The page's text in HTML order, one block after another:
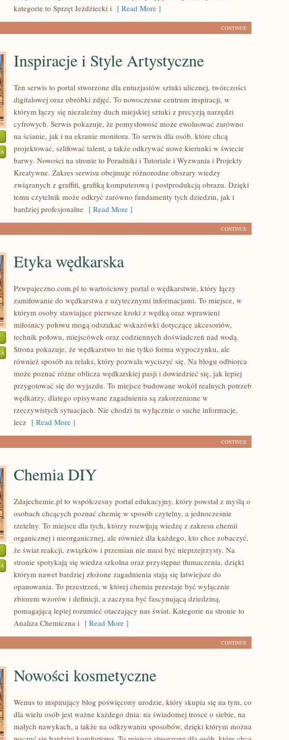
kategorie to Sprzęt Jeździecki i [ Read More ]
CONTINUE
INSPIRACJE
STYLE
ARTYSTYCZNE
Inspiracje i Style Artystyczne
Ten serwis to portal stworzone dla entuzjastów sztuki ulicznej, twórczości
digitalowej oraz obróbki zdjęć. To nowoczesne centrum inspiracji, w
którym łączy się niezależny duch miejskiej sztuki z precyzją narzędzi
cyfrowych. Serwis pokazuje, że pomysłowość może ewoluować zarówno
na ścianie, jak i na ekranie monitora. To serwis dla osób, które chcą
projektować, szlifować talent, a także odkrywać nowe kierunki w świecie
barwy. Nowości na stronie to Poradniki i Tutoriale i Wyzwania i Projekty
Kreatywne. Zakres serwisu obejmuje różnorodne obszary wiedzy
związanych z graffiti, grafiką komputerową i postprodukcją obrazu. Dzięki
temu czytelnik może odkryć zarówno fundamenty tych dziedzin, jak i
bardziej profesjonalne [ Read More ]
CONTINUE
ETYKA
WĘDKARSKA
Etyka wędkarska
Pzwpajeczno.com.pl to wartościowy portal o wędkarstwie, który łączy
zamiłowanie do wędkarstwa z użytecznymi informacjami. To miejsce, w
którym osoby stawiające pierwsze kroki z wędką oraz wprawieni
miłośnicy połowu mogą odszukać wskazówki dotyczące akcesoriów,
technik połowu, miejscówek oraz codziennych doświadczeń nad wodą.
Strona pokazuje, że wędkarstwo to nie tylko forma wypoczynku, ale
również sposób na relaks, który pozwala wyciszyć się. Na blogu odbiorca
może poznać różne oblicza wędkarskiej pasji i dowiedzieć się, jak lepiej
przygotować się do wyjazdu. To miejsce budowane wokół realnych potrzeb
wędkarzy, dlatego opisywane zagadnienia są zakorzenione w
rzeczywistych sytuacjach. Nie chodzi tu wyłącznie o suche informacje,
lecz [ Read More ]
CONTINUE
CHEMIA
Chemia DIY
Zdajechemie.pl to współczesny portal edukacyjny, który powstał z myślą o
osobach chcących poznać chemię w sposób czytelny, a jednocześnie
rzetelny. To miejsce dla tych, którzy rozwijają wiedzę z zakresu chemii
organicznej i nieorganicznej, ale również dla każdego, kto chce zobaczyć,
że świat reakcji, związków i przemian nie musi być nieprzejrzysty. Na
stronie spotykają się wiedza szkolna oraz przystępne tłumaczenia, dzięki
którym nawet bardziej złożone zagadnienia stają się łatwiejsze do
opanowania. To przestrzeń, w której chemia przestaje być wyłącznie
zbiorem wzorów i definicji, a zaczyna być fascynującą dziedziną,
pomagającą lepiej rozumieć otaczający nas świat. Kategorie na stronie to
Analiza Chemiczna i [ Read More ]
CONTINUE
Nowości kosmetyczne
Wenus to inspirujący blog poświęcony urodzie, który skupia się na tym, co
dla wielu osób jest ważne każdego dnia: na świadomej trosce o siebie, na
małych nawykach, a także na odkrywaniu sposobów, dzięki którym można